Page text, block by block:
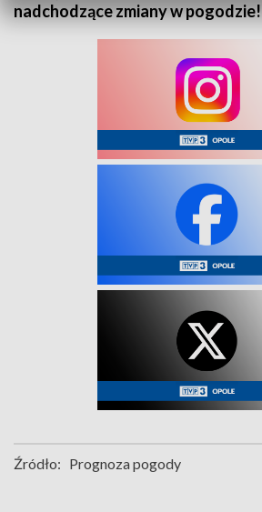
nadchodzące zmiany w pogodzie!
Źródło: Prognoza pogody